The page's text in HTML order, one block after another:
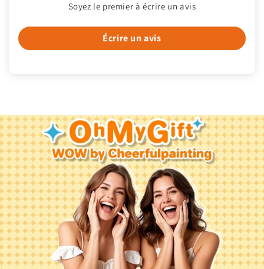
Soyez le premier à écrire un avis
Écrire un avis